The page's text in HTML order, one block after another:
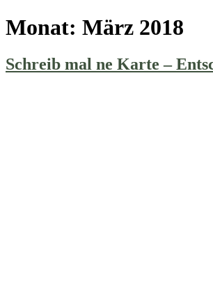
Monat: März 2018
Schreib mal ne Karte –